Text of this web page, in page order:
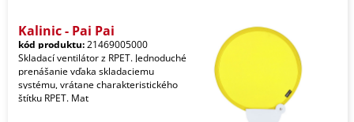
Kalinic - Pai Pai
kód produktu:21469005000
Skladací ventilátor z RPET. Jednoduché
prenášanie vďaka skladaciemu
systému, vrátane charakteristického
štítku RPET. Mat